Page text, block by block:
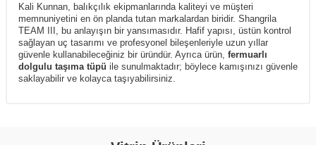
Kali Kunnan, balıkçılık ekipmanlarında kaliteyi ve müşteri
memnuniyetini en ön planda tutan markalardan biridir. Shangrila
TEAM III, bu anlayışın bir yansımasıdır. Hafif yapısı, üstün kontrol
sağlayan uç tasarımı ve profesyonel bileşenleriyle uzun yıllar
güvenle kullanabileceğiniz bir üründür. Ayrıca ürün, fermuarlı
dolgulu taşıma tüpü ile sunulmaktadır; böylece kamışınızı güvenle
saklayabilir ve kolayca taşıyabilirsiniz.